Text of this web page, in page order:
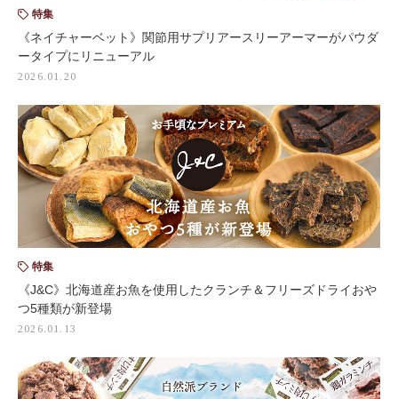
特集
《ネイチャーベット》関節用サプリアースリーアーマーがパウダ
ータイプにリニューアル
2026.01.20
特集
《J&C》北海道産お魚を使用したクランチ＆フリーズドライおや
つ5種類が新登場
2026.01.13